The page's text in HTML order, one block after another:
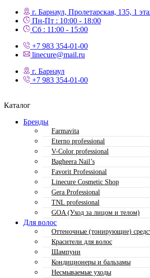
г. Барнаул, Пролетарская, 135,​ 1
Пн-Пт : 10:00 - 18:00
Сб : 11:00 - 15:00
+7 983 354-01-00
linecure@mail.ru
г. Барнаул
+7 983 354-01-00
Каталог
Бренды
Farmavita
Eterno professional
V-Color professional
Bagheera Nail’s
Favorit Professional
Linecure Cosmetic Shop
Gera Professional
TNL professional
GOA (Уход за лицом и телом)
Для волос
Оттеночные (тонирующие)
Красители для волос
Шампуни
Кондиционеры и бальзамы
Несмываемые уходы